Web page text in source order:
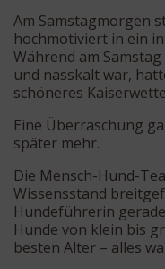
Am Samstagmorgen
hochmotiviert in ein
Während am
und nasskalt war,
schöneres
Eine Überraschung
später mehr.
Die Mensch-Hund-
Wissensstand
Hundeführerin
Hunde von klein bis
besten Alter – alles